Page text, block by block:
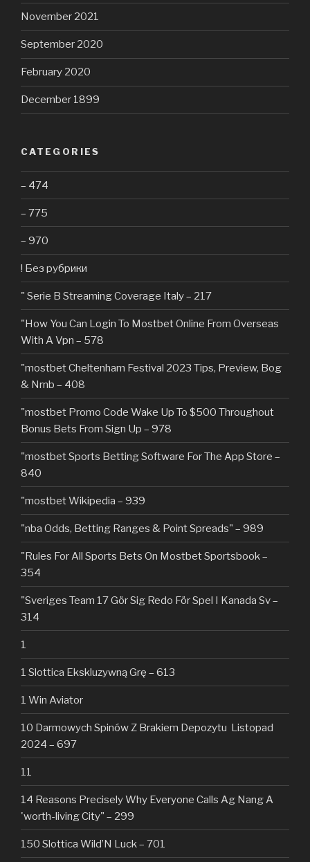
November 2021
September 2020
February 2020
December 1899
CATEGORIES
– 474
– 775
– 970
! Без рубрики
"️ Serie B Streaming Coverage Italy – 217
"How You Can Login To Mostbet Online From Overseas
With A Vpn – 578
"mostbet Cheltenham Festival 2023 Tips, Preview, Bog
& Nrnb – 408
"mostbet Promo Code Wake Up To $500 Throughout
Bonus Bets From Sign Up – 978
"‎mostbet Sports Betting Software For The App Store –
840
"mostbet Wikipedia – 939
"nba Odds, Betting Ranges & Point Spreads" – 989
"Rules For All Sports Bets On Mostbet Sportsbook –
354
"Sveriges Team 17 Gör Sig Redo För Spel I Kanada Sv –
314
1
1 Slottica Ekskluzywną Grę – 613
1 Win Aviator
10 Darmowych Spinów Z Brakiem Depozytu ️ Listopad
2024 – 697
11
14 Reasons Precisely Why Everyone Calls Ag Nang A
'worth-living City" – 299
150 Slottica Wild’N Luck – 701